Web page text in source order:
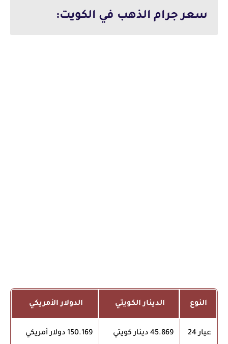
سعر جرام الذهب في الكويت:
النوع الدينار الكويتي الدولار الأمريكي
عيار 24 45.869 دينار كويتي 150.169 دولار أمريكي